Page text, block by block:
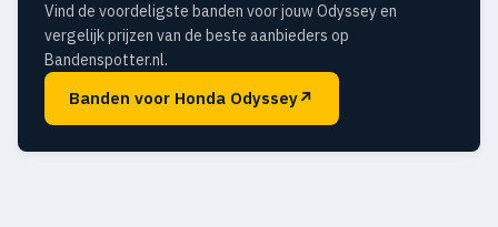
Vind de voordeligste banden voor jouw Odyssey en
vergelijk prijzen van de beste aanbieders op
Bandenspotter.nl.
Banden voor Honda Odyssey↗